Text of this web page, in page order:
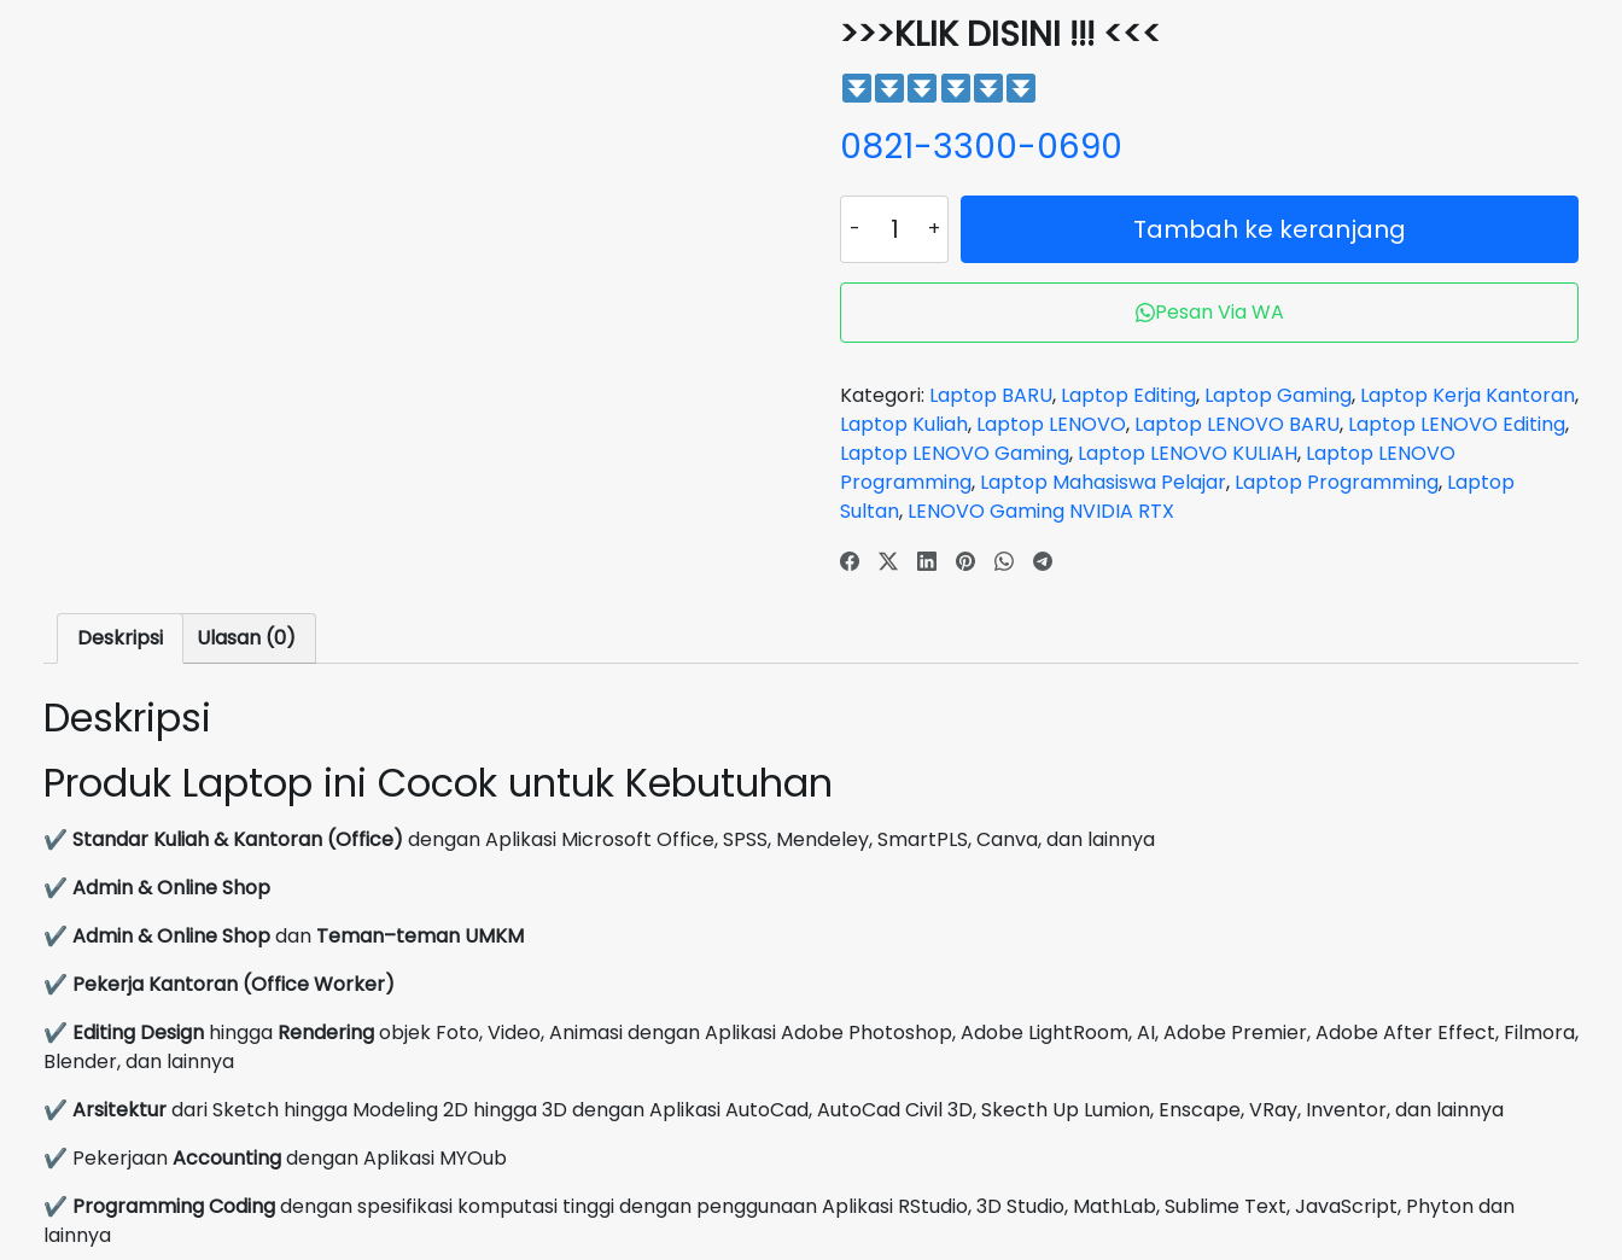
>>>KLIK DISINI !!! <<<
0821-3300-0690
Laptop
LENOVO
LEGION
5-
45ID
Ryzen
7
7840HS
VGA
NVIDIA
16
Grey
Tambah ke keranjang
Pesan Via WA
Kategori: Laptop BARU, Laptop Editing, Laptop Gaming, Laptop Kerja Kantoran,
Laptop Kuliah, Laptop LENOVO, Laptop LENOVO BARU, Laptop LENOVO Editing,
Laptop LENOVO Gaming, Laptop LENOVO KULIAH, Laptop LENOVO
Programming, Laptop Mahasiswa Pelajar, Laptop Programming, Laptop
Sultan, LENOVO Gaming NVIDIA RTX
Deskripsi Ulasan (0)
Deskripsi
Produk Laptop ini Cocok untuk Kebutuhan
✔ Standar Kuliah & Kantoran (Office) dengan Aplikasi Microsoft Office, SPSS, Mendeley, SmartPLS, Canva, dan lainnya
✔ Admin & Online Shop
✔ Admin & Online Shopdan Teman–teman UMKM
✔ Pekerja Kantoran (Office Worker)
✔ Editing Design hingga Renderingobjek Foto, Video, Animasi dengan Aplikasi Adobe Photoshop, Adobe LightRoom, AI, Adobe Premier, Adobe After Effect, Filmora,
Blender, dan lainnya
✔ Arsitekturdari Sketch hingga Modeling 2D hingga 3D dengan Aplikasi AutoCad, AutoCad Civil 3D, Skecth Up Lumion, Enscape, VRay, Inventor, dan lainnya
✔ PekerjaanAccountingdengan Aplikasi MYOub
✔ Programming Codingdengan spesifikasi komputasi tinggi dengan penggunaan Aplikasi RStudio, 3D Studio, MathLab, Sublime Text, JavaScript, Phyton dan
lainnya